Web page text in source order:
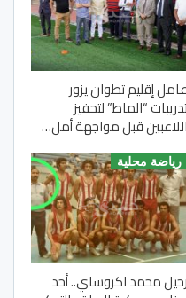
عامل إقليم تطوان يزور
“الماط” لتحفيز
اللاعبين قبل مواجهة أمل…
رياضة محلية
رحيل محمد اكروساي.. أحد